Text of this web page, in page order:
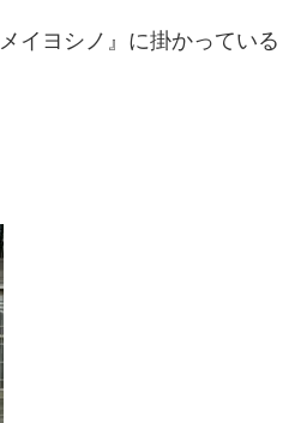
イヨシノ』に掛かっている